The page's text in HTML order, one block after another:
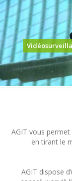
AGIT vous
en tirant le
AGIT dispose